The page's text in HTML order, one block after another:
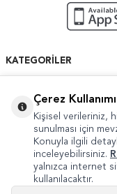
KATEGORILER
HIZLI ERIŞIM
Çerez Kullanımı
Kişisel verileriniz,
sunulması için
Konuyla ilgili
inceleyebilirsiniz.
yalnızca internet
kullanılacaktır.